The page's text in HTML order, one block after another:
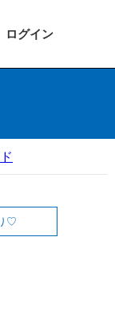
ログイン